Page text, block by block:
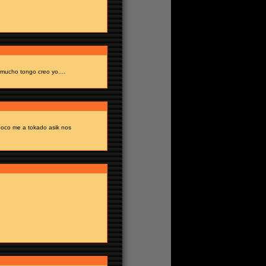
tongo creo yo....
me a tokado asik nos